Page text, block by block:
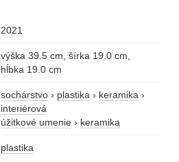
2021
výška 39.5 cm, šírka 19.0 cm,
hĺbka 19.0 cm
sochárstvo › plastika › keramika ›
interiérová
úžitkové umenie › keramika
plastika